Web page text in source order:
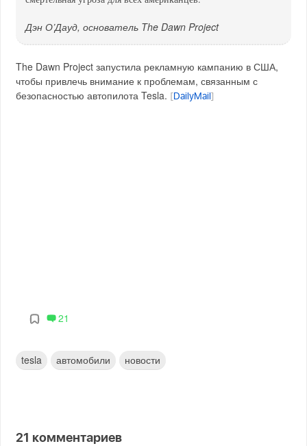
Дэн О’Дауд, основатель The Dawn Project
The Dawn Project запустила рекламную кампанию в США,
чтобы привлечь внимание к проблемам, связанным с
безопасностью автопилота Tesla.
DailyMail
21
tesla автомобили новости
21 комментариев